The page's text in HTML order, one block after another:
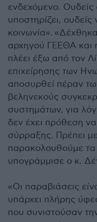
ενδεχόμενο. Ουδείς
υποστηρίζει, ουδείς
κοινωνία».
αρχηγού ΓΕΕΘΑ και
πλέει έξω από τον
επιχείρησης των
αποσυρθεί πέραν
βεληνεκούς
συστημάτων, για
δεν έχει πρόθεση
σύρραξης. Πρέπει
παρακολουθούμε τα
υπογράμμισε ο κ.
«Οι παραβιάσεις
υπάρχει πλήρης
που συνιστούσαν